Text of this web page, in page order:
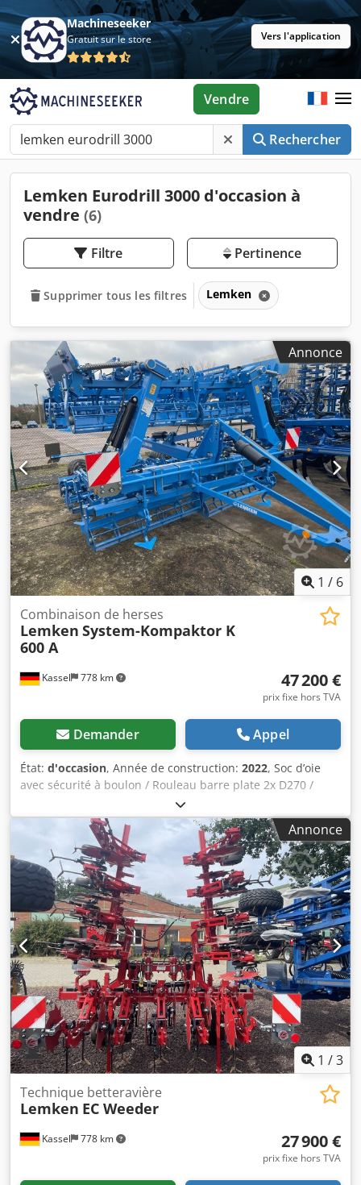
Machineseeker
Gratuit sur le store Vers l'application
Rechercher
Vendre
Lemken Eurodrill 3000 d'occasion à
vendre (6)
Filtre Pertinence
Supprimer tous les filtres Lemken
Annonce
1 / 6
Kassel 778 km
Combinaison de herses
Lemken System-Kompaktor K
600 A
47 200 €
prix fixe hors TVA
Demander Appel
État: d'occasion, Année de construction: 2022, Soc d’oie
avec sécurité à boulon / Rouleau barre plate 2x D270 /
Rouleau Crosskill D400 avec attelage / un jeu de supports
pour décompacteur de traces / deux lames de
coupe/nivellement / train de transport 400/60 – / 15.5 /
Attache à bras inférieur catégorie 3 / Éclairage avant et
arrière / Rapport d’expertise Dodpfx Ahorxutkjgekr
Annonce
1 /3
Kassel 778 km
Technique betteravière
Lemken EC Weeder
27 900 €
prix fixe hors TVA